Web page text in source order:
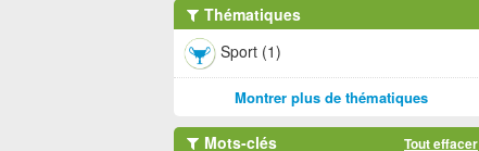
Thématiques
Sport (1)
Montrer plus de thématiques
Mots-clés Tout effacer